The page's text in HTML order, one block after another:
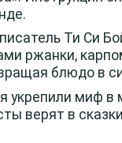
Ти Си
ржанки,
блюдо в
укрепили миф в
верят в